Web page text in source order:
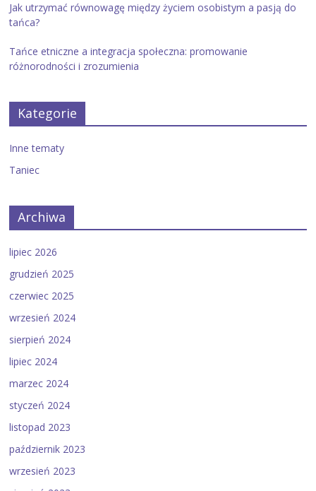
Jak utrzymać równowagę między życiem osobistym a pasją do
tańca?
Tańce etniczne a integracja społeczna: promowanie
różnorodności i zrozumienia
Kategorie
Inne tematy
Taniec
Archiwa
lipiec 2026
grudzień 2025
czerwiec 2025
wrzesień 2024
sierpień 2024
lipiec 2024
marzec 2024
styczeń 2024
listopad 2023
październik 2023
wrzesień 2023